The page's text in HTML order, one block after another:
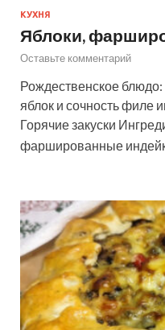
КУХНЯ
Яблоки,
Оставьте комментарий
Рождественское блюдо:
яблок и сочность филе
Горячие закуски
фаршированные